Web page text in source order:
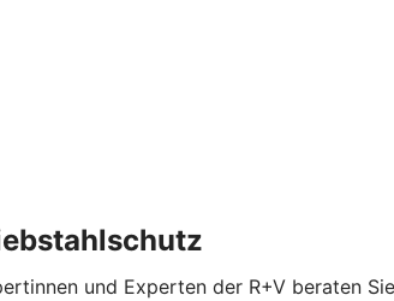
und Experten der R+V beraten